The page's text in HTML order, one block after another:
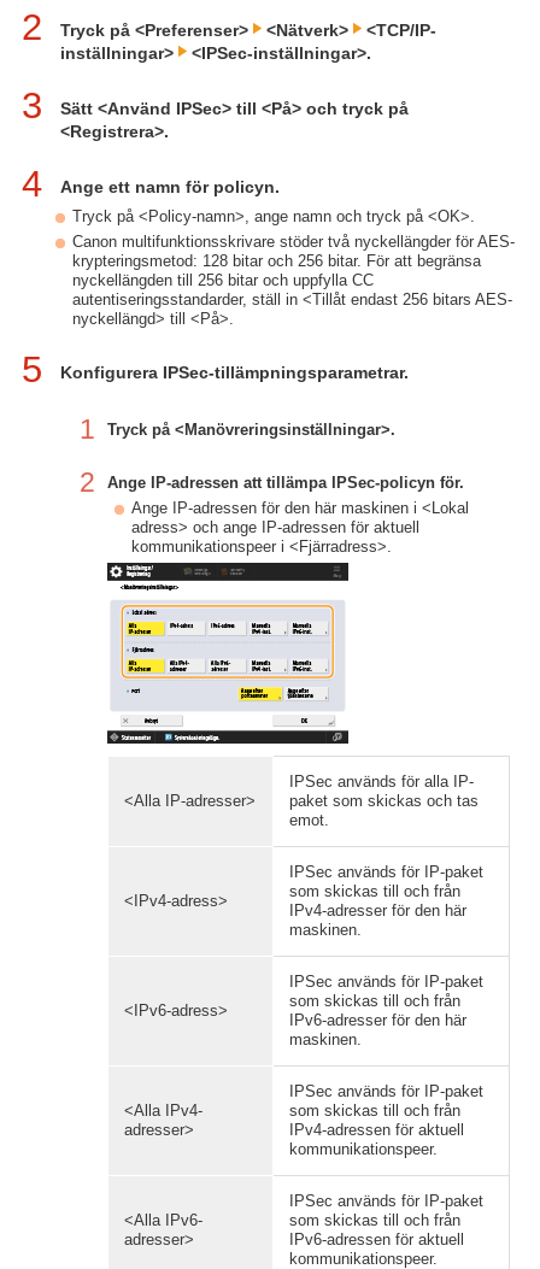
2 Tryck på <Preferenser> <Nätverk>
<TCP/IP-
inställningar>
<IPSec-inställningar>.
3
Sätt <Använd IPSec> till <På> och tryck på
<Registrera>.
4 Ange ett namn för policyn.
Tryck på <Policy-namn>, ange namn och tryck på <OK>.
Canon multifunktionsskrivare stöder två nyckellängder för AES-
krypteringsmetod: 128 bitar och 256 bitar. För att begränsa
nyckellängden till 256 bitar och uppfylla CC
autentiseringsstandarder, ställ in <Tillåt endast 256 bitars AES-
nyckellängd> till <På>.
5 Konfigurera IPSec-tillämpningsparametrar.
1 Tryck på <Manövreringsinställningar>.
2
Ange IP-adressen att tillämpa IPSec-policyn för.
Ange IP-adressen för den här maskinen i <Lokal
adress> och ange IP-adressen för aktuell
kommunikationspeer i <Fjärradress>.
<Alla IP-adresser>
IPSec används för alla IP-
paket som skickas och tas
emot.
<IPv4-adress>
IPSec används för IP-paket
som skickas till och från
IPv4-adresser för den här
maskinen.
<IPv6-adress>
IPSec används för IP-paket
som skickas till och från
IPv6-adresser för den här
maskinen.
<Alla IPv4-
adresser>
IPSec används för IP-paket
som skickas till och från
IPv4-adressen för aktuell
kommunikationspeer.
<Alla IPv6-
adresser>
IPSec används för IP-paket
som skickas till och från
IPv6-adressen för aktuell
kommunikationspeer.